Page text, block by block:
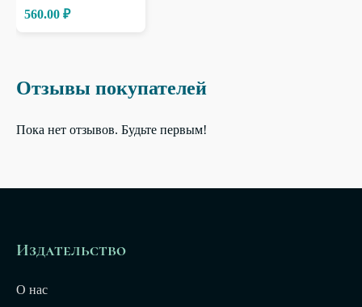
560.00 ₽
Отзывы покупателей
Пока нет отзывов. Будьте первым!
Издательство
О нас